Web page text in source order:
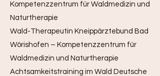
Kompetenzzentrum für Waldmedizin und
Naturtherapie
Wald-Therapeutin Kneippärztebund Bad
Wörishofen – Kompetenzzentrum für
Waldmedizin und Naturtherapie
Achtsamkeitstraining im Wald Deutsche